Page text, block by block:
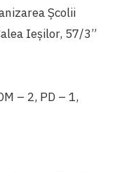
Școlii
Ieșilor, 57/3”
– 2, PD – 1,